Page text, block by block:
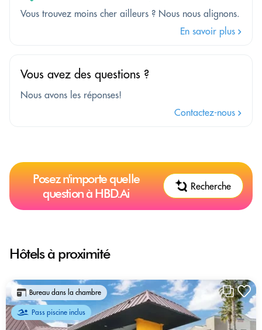
Vous trouvez moins cher ailleurs ? Nous nous alignons.
En savoir plus
Vous avez des questions ?
Nous avons les réponses!
Contactez-nous
Posez n'importe quelle
question à HBD.Ai
Recherche
Hôtels à proximité
Bureau dans la chambre
Pass piscine inclus